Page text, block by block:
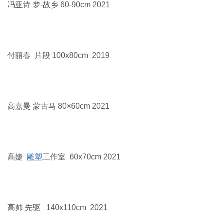
冯亚诗 梦-故乡 60-90cm 2021
付丽春 片段 100x80cm 2019
高嘉曼 蒙古马 80×60cm 2021
高婕 雕塑工作室 60x70cm 2021
高帅 先驱 140x110cm 2021